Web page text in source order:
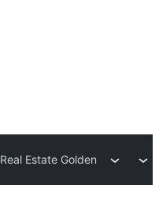
Real Estate Golden